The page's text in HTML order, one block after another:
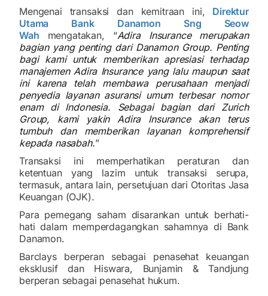
Mengenai transaksi dan kemitraan ini, Direktur
Utama Bank Danamon Sng Seow
Wah mengatakan, “Adira Insurance merupakan
bagian yang penting dari Danamon Group. Penting
bagi kami untuk memberikan apresiasi terhadap
manajemen Adira Insurance yang lalu maupun saat
ini karena telah membawa perusahaan menjadi
penyedia layanan asuransi umum terbesar nomor
enam di Indonesia. Sebagai bagian dari Zurich
Group, kami yakin Adira Insurance akan terus
tumbuh dan memberikan layanan komprehensif
kepada nasabah.”
Transaksi ini memperhatikan peraturan dan
ketentuan yang lazim untuk transaksi serupa,
termasuk, antara lain, persetujuan dari Otoritas Jasa
Keuangan (OJK).
Para pemegang saham disarankan untuk berhati-
hati dalam memperdagangkan sahamnya di Bank
Danamon.
Barclays berperan sebagai penasehat keuangan
eksklusif dan Hiswara, Bunjamin & Tandjung
berperan sebagai penasehat hukum.